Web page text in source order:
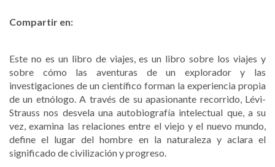
Compartir en:
Este no es un libro de viajes, es un libro sobre los viajes y
sobre cómo las aventuras de un explorador y las
investigaciones de un científico forman la experiencia propia
de un etnólogo. A través de su apasionante recorrido, Lévi-
Strauss nos desvela una autobiografía intelectual que, a su
vez, examina las relaciones entre el viejo y el nuevo mundo,
define el lugar del hombre en la naturaleza y aclara el
significado de civilización y progreso.